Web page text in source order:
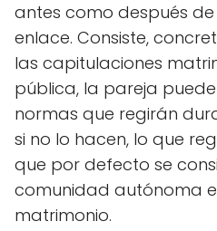
antes como después
enlace. Consiste,
las capitulaciones
pública, la pareja
normas que regirán
si no lo hacen, lo que
que por defecto se
comunidad autónoma
matrimonio.